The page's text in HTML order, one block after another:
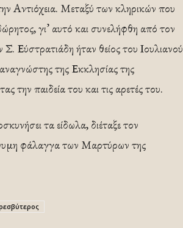
Αντιόχεια. Μεταξύ των κληρικών που
γι’ αυτό και συνελήφθη από τον
Εύστρατιάδη ήταν θείος του Ιουλιανού
της Εκκλησίας της
την παιδεία του και τις αρετές του.
τα είδωλα, διέταξε τον
φάλαγγα των Μαρτύρων της